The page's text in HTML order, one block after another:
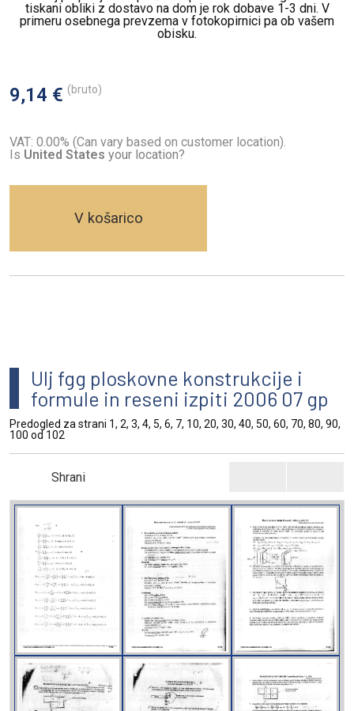
tiskani obliki z dostavo na dom je rok dobave 1-3 dni. V
primeru osebnega prevzema v fotokopirnici pa ob vašem
obisku.
9,14 € (bruto)
VAT: 0.00% (Can vary based on customer location).
Is United States your location?
V košarico
Ulj fgg ploskovne konstrukcije i
formule in reseni izpiti 2006 07 gp
Predogled za strani 1, 2, 3, 4, 5, 6, 7, 10, 20, 30, 40, 50, 60, 70, 80, 90,
100 od 102
Shrani